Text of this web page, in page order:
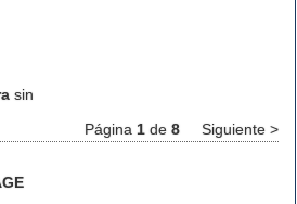
sin
Página 1 de 8 Siguiente >